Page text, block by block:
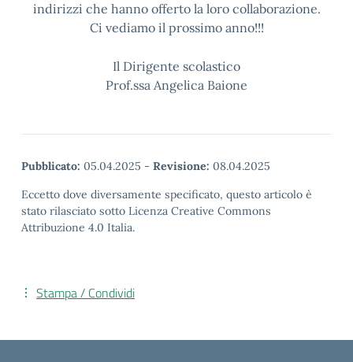
indirizzi che hanno offerto la loro collaborazione.
Ci vediamo il prossimo anno!!!
Il Dirigente scolastico
Prof.ssa Angelica Baione
Pubblicato: 05.04.2025 - Revisione: 08.04.2025
Eccetto dove diversamente specificato, questo articolo è
stato rilasciato sotto Licenza Creative Commons
Attribuzione 4.0 Italia.
Stampa / Condividi